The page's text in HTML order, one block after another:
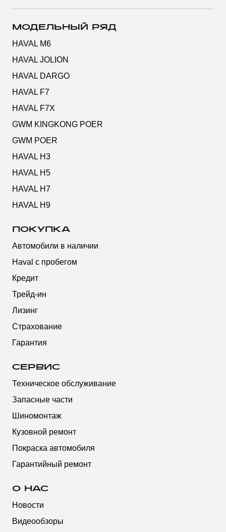
МОДЕЛЬНЫЙ РЯД
HAVAL M6
HAVAL JOLION
HAVAL DARGO
HAVAL F7
HAVAL F7X
GWM KINGKONG POER
GWM POER
HAVAL H3
HAVAL H5
HAVAL H7
HAVAL H9
ПОКУПКА
Автомобили в наличии
Haval с пробегом
Кредит
Трейд-ин
Лизинг
Страхование
Гарантия
СЕРВИС
Техническое обслуживание
Запасные части
Шиномонтаж
Кузовной ремонт
Покраска автомобиля
Гарантийный ремонт
О НАС
Новости
Видеообзоры